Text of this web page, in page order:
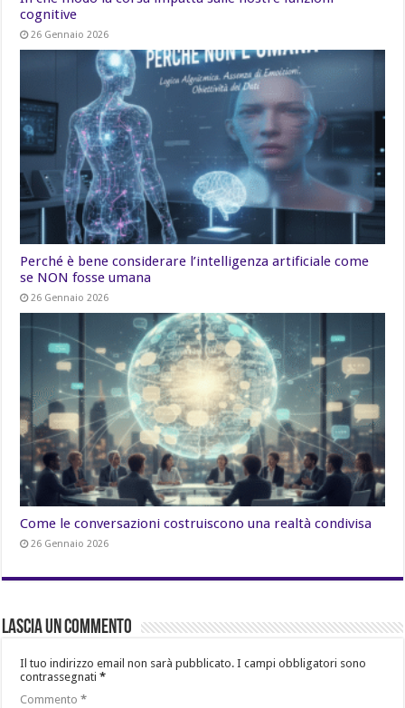
cognitive
26 Gennaio 2026
Perché è bene considerare l’intelligenza artificiale come
se NON fosse umana
26 Gennaio 2026
Come le conversazioni costruiscono una realtà condivisa
26 Gennaio 2026
Lascia un commento
Il tuo indirizzo email non sarà pubblicato. I campi obbligatori sono
contrassegnati*
Commento*